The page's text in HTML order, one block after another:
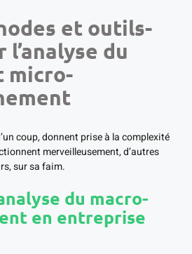
et outils-
l’analyse du
micro-
coup, donnent prise à la complexité
merveilleusement, d’autres
sur sa faim.
du macro-
en entreprise